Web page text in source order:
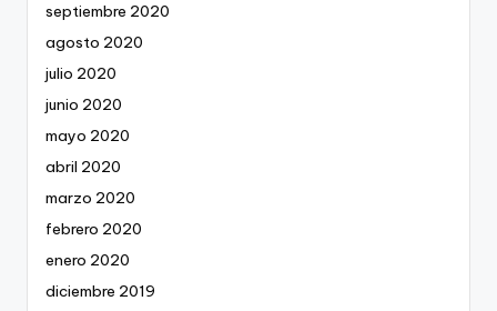
septiembre 2020
agosto 2020
julio 2020
junio 2020
mayo 2020
abril 2020
marzo 2020
febrero 2020
enero 2020
diciembre 2019